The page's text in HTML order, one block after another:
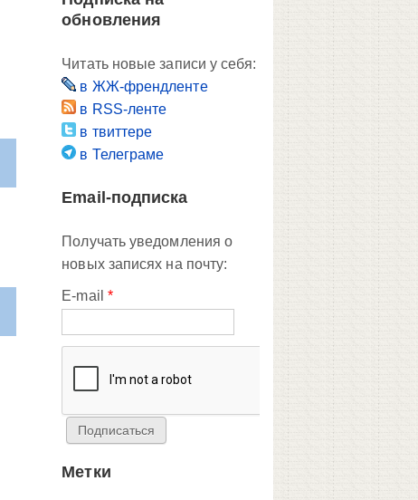
обновления
Читать новые записи у себя:
в ЖЖ-френдленте
в RSS-ленте
в твиттере
в Телеграме
Email-подписка
Получать уведомления о
новых записях на почту:
E-mail *
Метки